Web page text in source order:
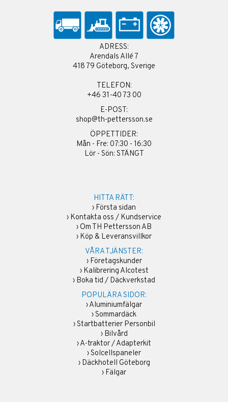
ADRESS:
Arendals Allé 7
418 79 Göteborg, Sverige
TELEFON:
+46 31-40 73 00
E-POST:
shop@th-pettersson.se
ÖPPETTIDER:
Mån - Fre: 07:30 - 16:30
Lör - Sön: STÄNGT
HITTA RÄTT:
› Första sidan
› Kontakta oss / Kundservice
› Om TH Pettersson AB
› Köp & Leveransvillkor
VÅRA TJÄNSTER:
› Företagskunder
› Kalibrering Alcotest
› Boka tid / Däckverkstad
POPULÄRA SIDOR:
›Aluminiumfälgar
›Sommardäck
›Startbatterier Personbil
› Bilvård
›A-traktor / Adapterkit
›Solcellspaneler
› Däckhotell Göteborg
› Fälgar